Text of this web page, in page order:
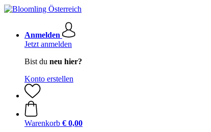
Anmelden
Jetzt anmelden
Bist du neu hier?
Konto erstellen
Warenkorb € 0,00